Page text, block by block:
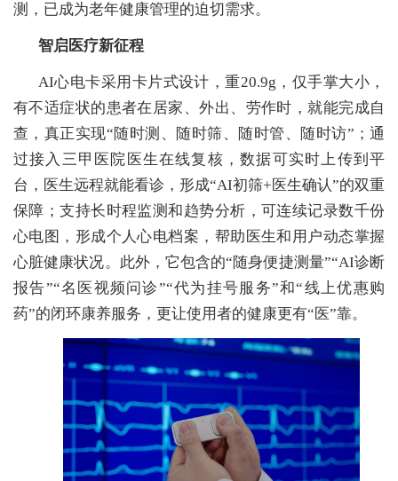
测，已成为老年健康管理的迫切需求。
智启医疗新征程
AI心电卡采用卡片式设计，重20.9g，仅手掌大小，
有不适症状的患者在居家、外出、劳作时，就能完成自
查，真正实现“随时测、随时筛、随时管、随时访”；通
过接入三甲医院医生在线复核，数据可实时上传到平
台，医生远程就能看诊，形成“AI初筛+医生确认”的双重
保障；支持长时程监测和趋势分析，可连续记录数千份
心电图，形成个人心电档案，帮助医生和用户动态掌握
心脏健康状况。此外，它包含的“随身便捷测量”“AI诊断
报告”“名医视频问诊”“代为挂号服务”和“线上优惠购
药”的闭环康养服务，更让使用者的健康更有“医”靠。